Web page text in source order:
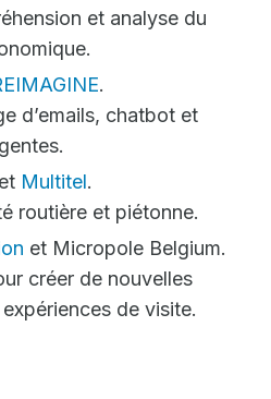
et analyse du
.
d’emails, chatbot et
et Multitel.
routière et piétonne.
et Micropole Belgium.
créer de nouvelles
de visite.